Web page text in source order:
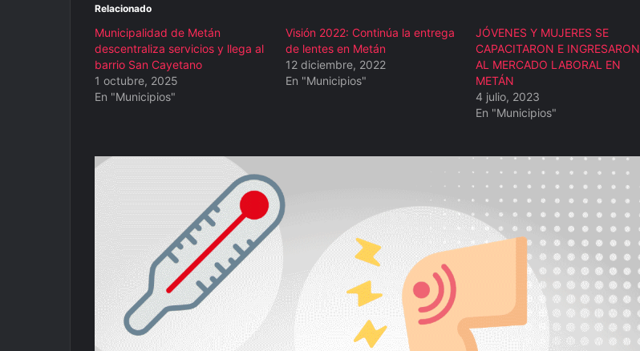
Relacionado
Municipalidad de Metán
descentraliza servicios y llega al
barrio San Cayetano
1 octubre, 2025
En "Municipios"
Visión 2022: Continúa la entrega
de lentes en Metán
12 diciembre, 2022
En "Municipios"
JÓVENES Y MUJERES SE
CAPACITARON E INGRESARON
AL MERCADO LABORAL EN
METÁN
4 julio, 2023
En "Municipios"